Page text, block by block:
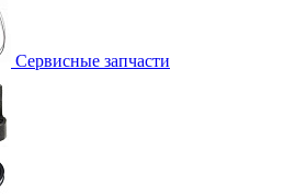
Сервисные запчасти